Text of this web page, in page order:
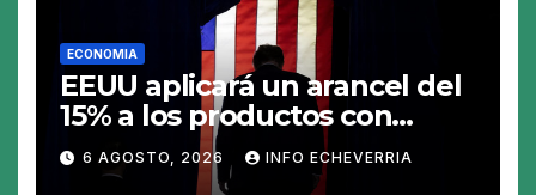
ECONOMIA
EEUU aplicará un arancel del
15% a los productos con
polisilicio para frenar el
avance de China
6 AGOSTO, 2026 INFO ECHEVERRIA